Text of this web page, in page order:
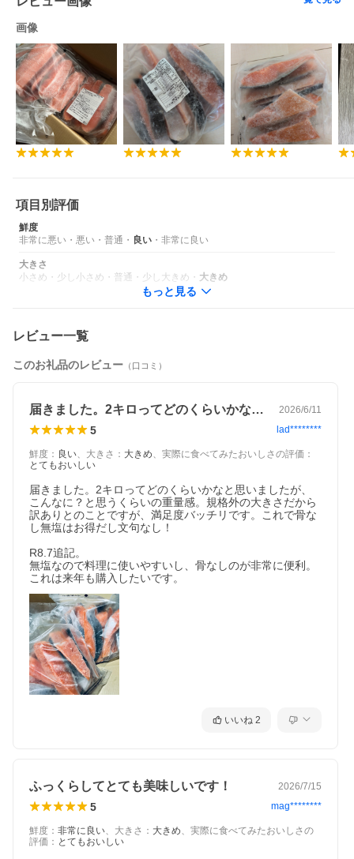
※産地はお選びいただけません。
※解凍後は、お早めにお召し上がりください。
※必ず加熱してお召し上がりください。
※画像はイメージです。
※1つ1つ手作業で骨抜きをしております。加工後も人による目視
検査を行っておりますが、ごく稀に小骨が残っていることがござ
います。
何卒ご理解の程、お願いいたします。
【製品不具合への対応について】
万が一、お礼品に不具合(袋の破損、骨取り商品の残骨、異物混入
等)がございましたら、
現物の保管をお願いいたします。
じ方による個人差を理由とした交換対応は致しかねます。
このページは、提供元からの情報に基づき、作成・掲載をしてい
ます。
提供元の規格変更などに伴い、お礼品は、本サイト掲載の情報か
報、添加物など)については、お礼品到着後、お礼品の包装容器の
表示ラベルをご確認ください。
となります。
・こちらは、寄附を行ったことへの謝礼として、その自治体が利
用者に提供する物品またはサービスとなります。
・離島、沖縄県はお届けできません。
・こちらのお礼品は、当自治体以外にお住まいの方のみへのお届
けとなります。当自治体にお住まいの方についてはお礼品をお受
け取りいただけません。あらかじめご了承ください。
画像
項目別評価
鮮度
非常に悪い ・ 悪い ・ 普通 ・ 良い ・ 非常に良い
大きさ
小さめ ・ 少し小さめ ・ 普通 ・ 少し大きめ ・ 大きめ
もっと見る
レビュー一覧
このお礼品のレビュー （口コミ）
届きました。2キロってどのくらいかなと… 2026/6/11
5 lad********
鮮度 ： 良い、 大きさ ： 大きめ、 実際に食べてみたおいしさの評価 ：
とてもおいしい
届きました。2キロってどのくらいかなと思いましたが、
こんなに？と思うくらいの重量感。規格外の大きさだから
訳ありとのことですが、満足度バッチリです。これで骨な
し無塩はお得だし文句なし！
R8.7追記。
無塩なので料理に使いやすいし、骨なしのが非常に便利。
これは来年も購入したいです。
いいね 2
ふっくらしてとても美味しいです！ 2026/7/15
5 mag********
鮮度 ： 非常に良い、 大きさ ： 大きめ、 実際に食べてみたおいしさの
評価 ： とてもおいしい